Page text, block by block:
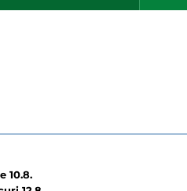
10.8.